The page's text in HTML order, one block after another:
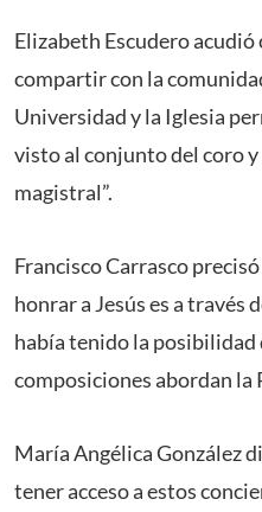
Elizabeth Escudero
compartir con la
Universidad y la Iglesia
visto al conjunto del coro
magistral”.
Francisco Carrasco
honrar a Jesús es a través
había tenido la posibilidad
composiciones abordan la
María Angélica González
tener acceso a estos